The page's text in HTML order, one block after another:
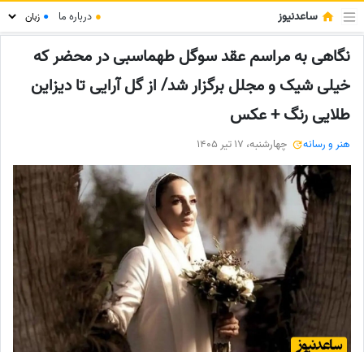
ساعدنیوز ● درباره ما ●
نگاهی به مراسم عقد سوگل طهماسبی در محضر که
خیلی شیک و مجلل برگزار شد/ از گل آرایی تا دیزاین
طلایی رنگ + عکس
هنر و رسانه چهارشنبه، 17 تیر 1405